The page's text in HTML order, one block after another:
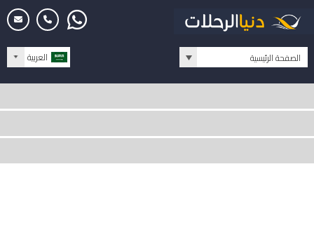
العربية الصفحة الرئيسية